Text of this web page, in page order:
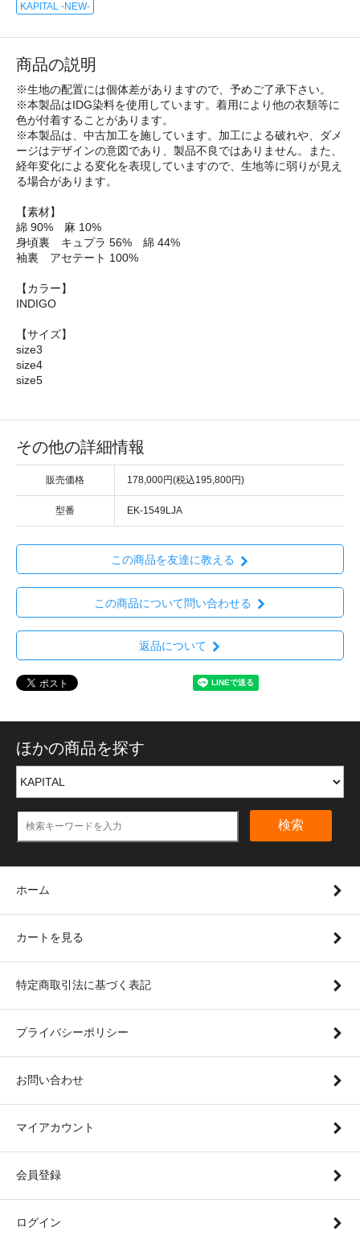
KAPITAL -NEW-
商品の説明
※生地の配置には個体差がありますので、予めご了承下さい。
※本製品はIDG染料を使用しています。着用により他の衣類等に
色が付着することがあります。
※本製品は、中古加工を施しています。加工による破れや、ダメ
ージはデザインの意図であり、製品不良ではありません。また、
経年変化による変化を表現していますので、生地等に弱りが見え
る場合があります。
【素材】
綿 90% 麻 10%
身頃裏 キュプラ 56% 綿 44%
袖裏 アセテート 100%
【カラー】
INDIGO
【サイズ】
size3
size4
size5
その他の詳細情報
販売価格 178,000円(税込195,800円)
型番 EK-1549LJA
この商品を友達に教える
この商品について問い合わせる
返品について
ほかの商品を探す
検索
ホーム
カートを見る
特定商取引法に基づく表記
プライバシーポリシー
お問い合わせ
マイアカウント
会員登録
ログイン